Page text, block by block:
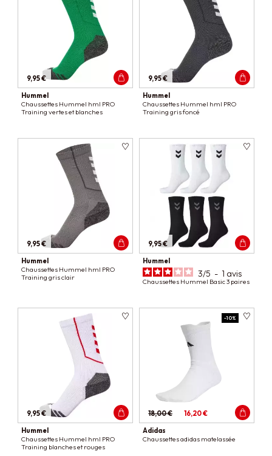
9,95 €
Hummel
Chaussettes Hummel hml PRO
Training vertes et blanches
9,95 €
Hummel
Chaussettes Hummel hml PRO
Training gris foncé
9,95 €
Hummel
Chaussettes Hummel hml PRO
Training gris clair
9,95 €
Hummel
3/5 - 1 avis
Chaussettes Hummel Basic 3 paires
9,95 €
Hummel
Chaussettes Hummel hml PRO
Training blanches et rouges
18,00 € 16,20 €
-10%
Adidas
Chaussettes adidas matelassée